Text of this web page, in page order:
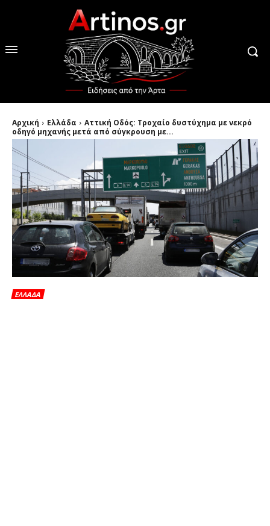
Αρχική Ελλάδα
Αττική Οδός: Τροχαίο δυστύχημα με νεκρό
οδηγό μηχανής μετά από σύγκρουση με...
ΕΛΛΑΔΑ